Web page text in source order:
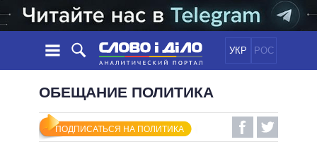
УКР РОС
НОВОСТИ
ЛЕНТА
СОБЫТИЯ
ПОЛИТИКА
ЭКОНОМИКА
ОБЕЩАНИЯ
ОБЕЩАНИЕ ПОЛИТИКА
ПОДПИСАТЬСЯ НА ПОЛИТИКА